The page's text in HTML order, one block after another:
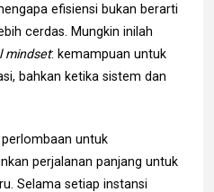
efisiensi bukan berarti
cerdas. Mungkin inilah
mindset: kemampuan untuk
bahkan ketika sistem dan
untuk
perjalanan panjang untuk
Selama setiap instansi